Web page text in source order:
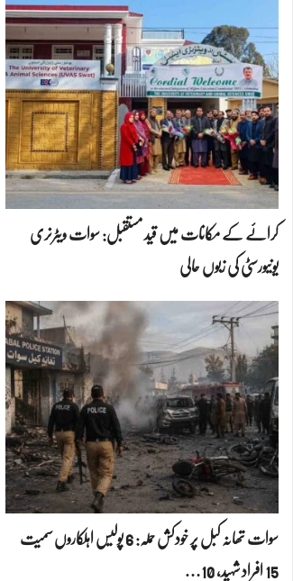
کرائے کے مکانات میں قید مستقبل: سوات ویٹرنری
یونیورسٹی کی زبوں حالی
سوات تھانہ کبل پر خودکش حملہ: 6 پولیس اہلکاروں سمیت
15 افراد شہید، 10…